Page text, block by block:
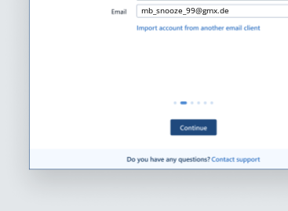
mb_snooze_99@gmx.de